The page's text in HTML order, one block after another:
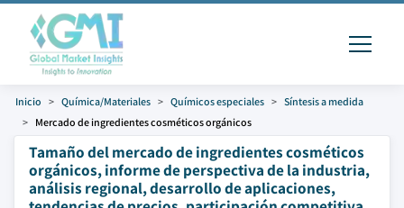
Inicio Química/Materiales Químicos especiales
Síntesis a medida
Mercado de ingredientes cosméticos orgánicos
Tamaño del mercado de ingredientes cosméticos
orgánicos, informe de perspectiva de la industria,
análisis regional, desarrollo de aplicaciones,